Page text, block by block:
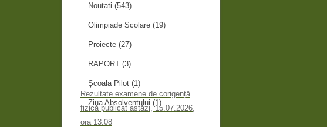
Rezultate examene de corigență
fizică publicat astăzi, 15.07.2026,
ora 13:08
Noutati (543)
Olimpiade Scolare (19)
Proiecte (27)
RAPORT (3)
Școala Pilot (1)
Ziua Absolventului (1)